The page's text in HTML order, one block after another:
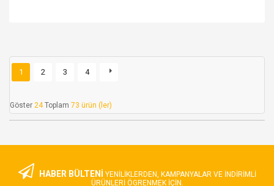
1 2 3 4
Göster 24Toplam 73 ürün (ler)
HABER BÜLTENİ YENILIKLERDEN, KAMPANYALAR VE INDIRIMLI
ÜRÜNLERI ÖGRENMEK IÇIN.